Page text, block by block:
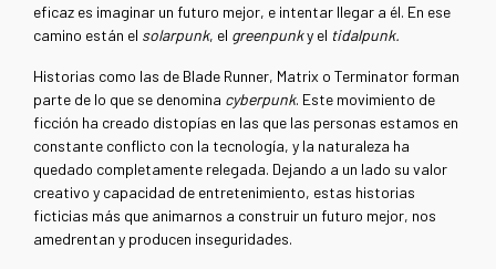
eficaz es imaginar un futuro mejor, e intentar llegar a él. En ese
camino están el solarpunk, el greenpunky el tidalpunk.
Historias como las de Blade Runner, Matrix o Terminator forman
parte de lo que se denomina cyberpunk. Este movimiento de
ficción ha creado distopías en las que las personas estamos en
constante conflicto con la tecnología, y la naturaleza ha
quedado completamente relegada. Dejando a un lado su valor
creativo y capacidad de entretenimiento, estas historias
ficticias más que animarnos a construir un futuro mejor, nos
amedrentan y producen inseguridades.